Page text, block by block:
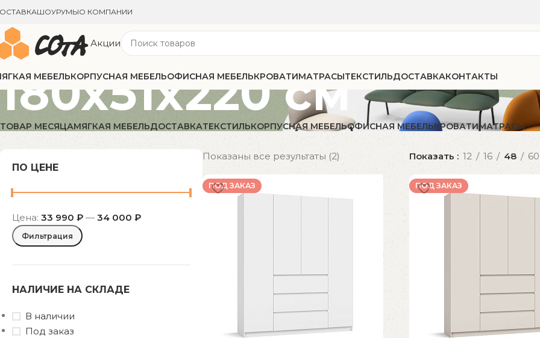
ШОУРУМЫО КОМПАНИИ
Акции
МЕБЕЛЬКОРПУСНАЯ МЕБЕЛЬОФИСНАЯ МЕБЕЛЬКРОВАТИМАТРАСЫТЕКСТИЛЬДОСТАВКАКОНТАКТЫ
180x51x220 см
ТОВАР МЕСЯЦАМЯГКАЯ МЕБЕЛЬДОСТАВКАТЕКСТИЛЬКОРПУСНАЯ МЕБЕЛЬОФИСНАЯ МЕБЕЛЬКРОВАТИМАТРАСЫ
ПО ЦЕНЕ
Фильтрация
Цена: 33 990 ₽ — 34 000 ₽
НАЛИЧИЕ НА СКЛАДЕ
В наличии
Под заказ
Показаны все результаты (2) Показать 12 16 48 60
ПОД ЗАКАЗ ПОД ЗАКАЗ